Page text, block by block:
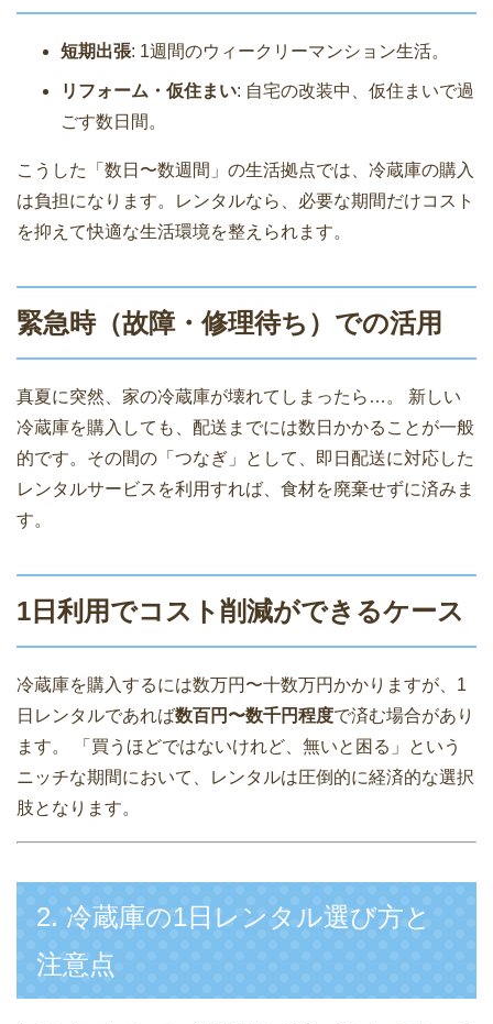
短期出張: 1週間のウィークリーマンション生活。
リフォーム・仮住まい: 自宅の改装中、仮住まいで過
ごす数日間。
こうした「数日〜数週間」の生活拠点では、冷蔵庫の購入
は負担になります。レンタルなら、必要な期間だけコスト
を抑えて快適な生活環境を整えられます。
緊急時（故障・修理待ち）での活用
真夏に突然、家の冷蔵庫が壊れてしまったら…。 新しい
冷蔵庫を購入しても、配送までには数日かかることが一般
的です。その間の「つなぎ」として、即日配送に対応した
レンタルサービスを利用すれば、食材を廃棄せずに済みま
す。
1日利用でコスト削減ができるケース
冷蔵庫を購入するには数万円〜十数万円かかりますが、1
日レンタルであれば数百円〜数千円程度で済む場合があり
ます。 「買うほどではないけれど、無いと困る」という
ニッチな期間において、レンタルは圧倒的に経済的な選択
肢となります。
2. 冷蔵庫の1日レンタル選び方と
注意点